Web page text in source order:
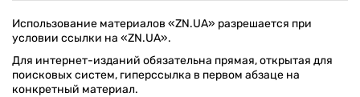
Использование материалов «ZN.UA» разрешается при
условии ссылки на «ZN.UA».
Для интернет-изданий обязательна прямая, открытая для
поисковых систем, гиперссылка в первом абзаце на
конкретный материал.